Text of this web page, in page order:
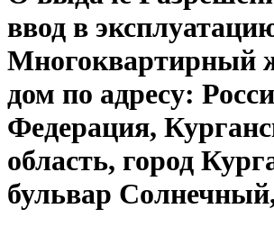
ввод в
Многоквартирный
дом по адресу:
Федерация,
область, город
бульвар